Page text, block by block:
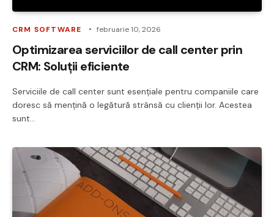
CRM SOFTWARE februarie 10, 2026
Optimizarea serviciilor de call center prin
CRM: Soluții eficiente
Serviciile de call center sunt esențiale pentru companiile care
doresc să mențină o legătură strânsă cu clienții lor. Acestea
sunt…